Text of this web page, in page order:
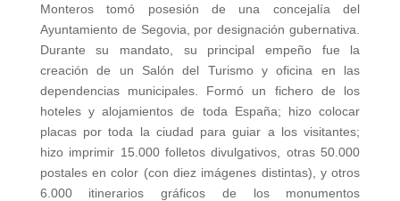
Monteros tomó posesión de una concejalía del
Ayuntamiento de Segovia, por designación gubernativa.
Durante su mandato, su principal empeño fue la
creación de un Salón del Turismo y oficina en las
dependencias municipales. Formó un fichero de los
hoteles y alojamientos de toda España; hizo colocar
placas por toda la ciudad para guiar a los visitantes;
hizo imprimir 15.000 folletos divulgativos, otras 50.000
postales en color (con diez imágenes distintas), y otros
6.000 itinerarios gráficos de los monumentos